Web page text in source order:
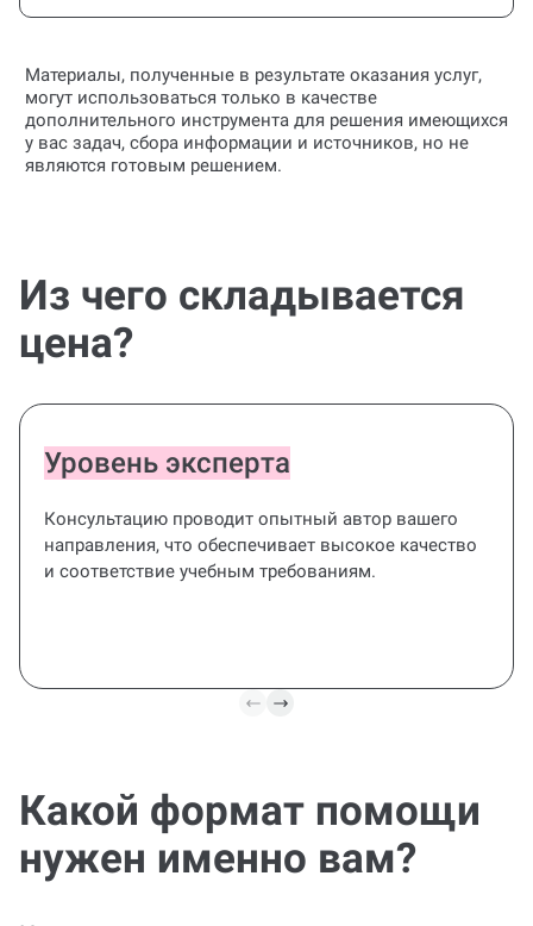
Материалы, полученные в результате оказания услуг,
могут использоваться только в качестве
дополнительного инструмента для решения имеющихся
у вас задач, сбора информации и источников, но не
являются готовым решением.
Из чего складывается
цена?
Уровень эксперта
Консультацию проводит опытный автор вашего
направления, что обеспечивает высокое качество
и соответствие учебным требованиям.
Какой формат помощи
нужен именно вам?